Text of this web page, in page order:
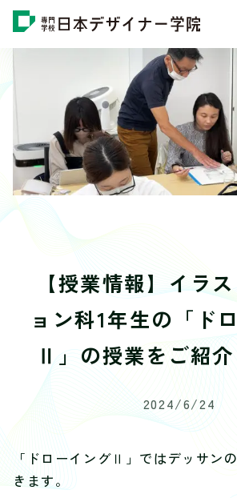
【授業情報】イラ
ョン科1年生の「ド
Ⅱ」の授業をご紹
2024/6/24
「ドローイングⅡ」ではデッサン
きます。